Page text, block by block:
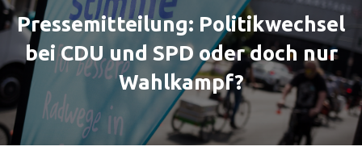
e
n
n
a
A
T
I
O
N
M
Pressemitteilung: Politikwechsel
bei CDU und SPD oder doch nur
Wahlkampf?